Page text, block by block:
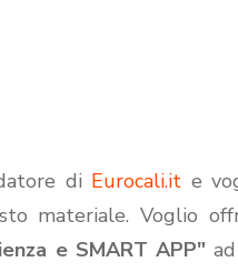
di Eurocali.it e
materiale. Voglio
e SMART APP"